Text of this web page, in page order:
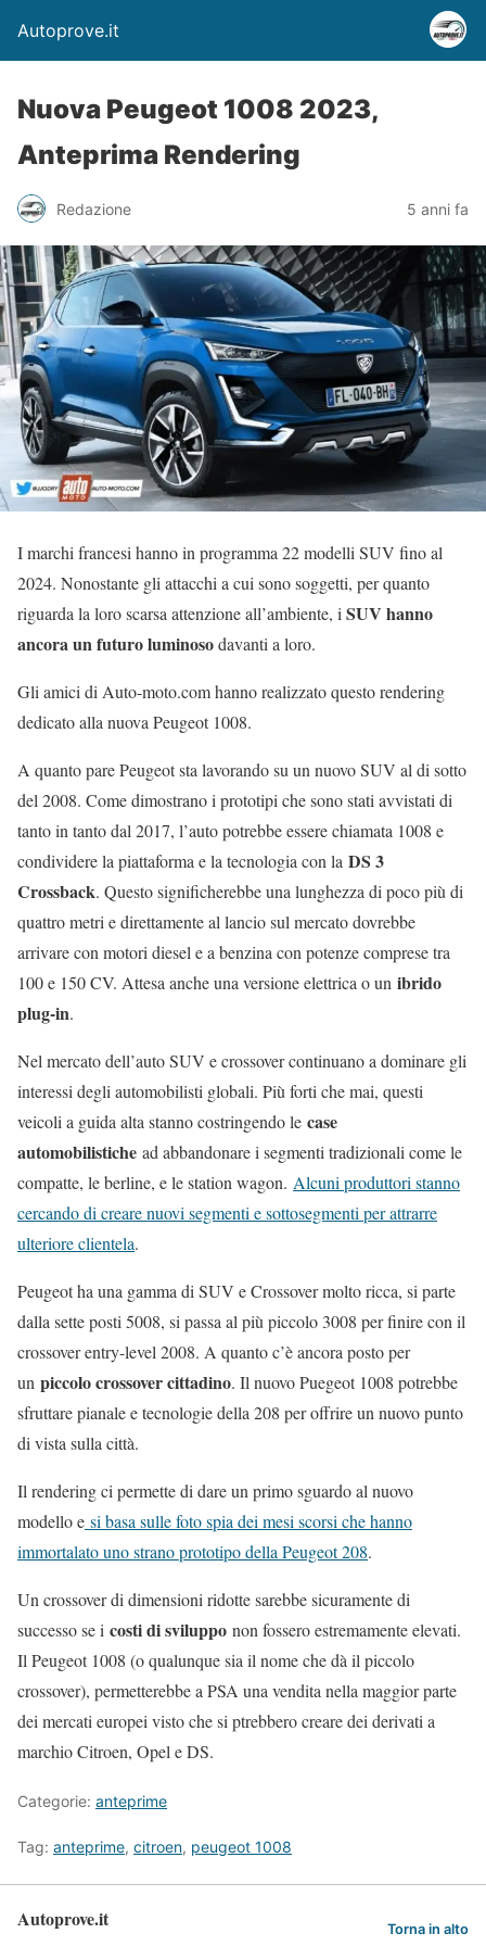
Autoprove.it
Nuova Peugeot 1008 2023,
Anteprima Rendering
Redazione 5 anni fa
I marchi francesi hanno in programma 22 modelli SUV fino al
2024. Nonostante gli attacchi a cui sono soggetti, per quanto
riguarda la loro scarsa attenzione all’ambiente, i SUV hanno
ancora un futuro luminosodavanti a loro.
Gli amici di Auto-moto.com hanno realizzato questo rendering
dedicato alla nuova Peugeot 1008.
A quanto pare Peugeot sta lavorando su un nuovo SUV al di sotto
del 2008. Come dimostrano i prototipi che sono stati avvistati di
tanto in tanto dal 2017, l’auto potrebbe essere chiamata 1008 e
condividere la piattaforma e la tecnologia con la DS 3
Crossback. Questo significherebbe una lunghezza di poco più di
quattro metri e direttamente al lancio sul mercato dovrebbe
arrivare con motori diesel e a benzina con potenze comprese tra
100 e 150 CV. Attesa anche una versione elettrica o un ibrido
plug-in.
Nel mercato dell’auto SUV e crossover continuano a dominare gli
interessi degli automobilisti globali. Più forti che mai, questi
veicoli a guida alta stanno costringendo le case
automobilistiche ad abbandonare i segmenti tradizionali come le
compatte, le berline, e le station wagon. Alcuni produttori stanno
cercando di creare nuovi segmenti e sottosegmenti per attrarre
ulteriore clientela.
Peugeot ha una gamma di SUV e Crossover molto ricca, si parte
dalla sette posti 5008, si passa al più piccolo 3008 per finire con il
crossover entry-level 2008. A quanto c’è ancora posto per
un piccolo crossover cittadino. Il nuovo Puegeot 1008 potrebbe
sfruttare pianale e tecnologie della 208 per offrire un nuovo punto
di vista sulla città.
Il rendering ci permette di dare un primo sguardo al nuovo
modello e si basa sulle foto spia dei mesi scorsi che hanno
immortalato uno strano prototipo della Peugeot 208.
Un crossover di dimensioni ridotte sarebbe sicuramente di
successo se i costi di sviluppo non fossero estremamente elevati.
Il Peugeot 1008 (o qualunque sia il nome che dà il piccolo
crossover), permetterebbe a PSA una vendita nella maggior parte
dei mercati europei visto che si ptrebbero creare dei derivati a
marchio Citroen, Opel e DS.
Categorie: anteprime
Tag: anteprime, citroen, peugeot 1008
Autoprove.it Torna in alto